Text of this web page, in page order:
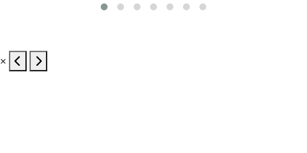
×